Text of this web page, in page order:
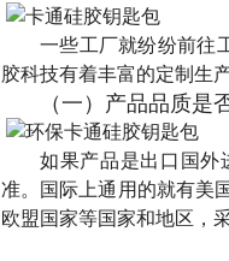
一些工厂就纷纷前往
胶科技有着丰富的定制生
（一）产品品质是
如果产品是出口国外
准。国际上通用的就有美
欧盟国家等国家和地区，